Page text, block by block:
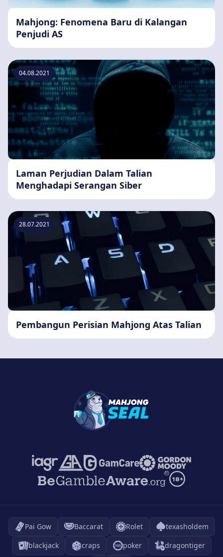
Mahjong: Fenomena Baru di Kalangan
Penjudi AS
04.08.2021
Laman Perjudian Dalam Talian
Menghadapi Serangan Siber
28.07.2021
Pembangun Perisian Mahjong Atas Talian
Pai Gow Baccarat Rolet
texasholdem
blackjack
craps poker dragontiger